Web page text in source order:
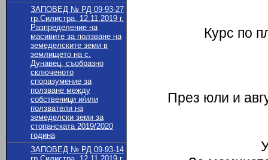
ЗАПОВЕД № РД 09-93-27
гр.Силистра, 12.11.2019 г.
Разпределение на
масивите за ползване на
земеделските земи в
землището на с.
Дунавец, съобразно
сключеното
споразумение за
ползване между
собственици и/или
ползватели на
земеделски земи за
стопанската 2019/2020
година
ЗАПОВЕД № РД 09-93-14
Курс по
През юли и